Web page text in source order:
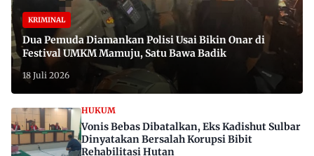
KRIMINAL
Dua Pemuda Diamankan Polisi Usai Bikin Onar di
Festival UMKM Mamuju, Satu Bawa Badik
18 Juli 2026
HUKUM
Vonis Bebas Dibatalkan, Eks Kadishut Sulbar
Dinyatakan Bersalah Korupsi Bibit
Rehabilitasi Hutan